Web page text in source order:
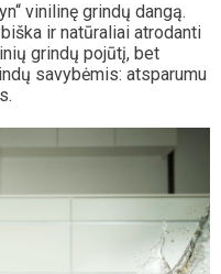
vinilinę grindų dangą.
ir natūraliai atrodanti
grindų pojūtį, bet
savybėmis: atsparumu